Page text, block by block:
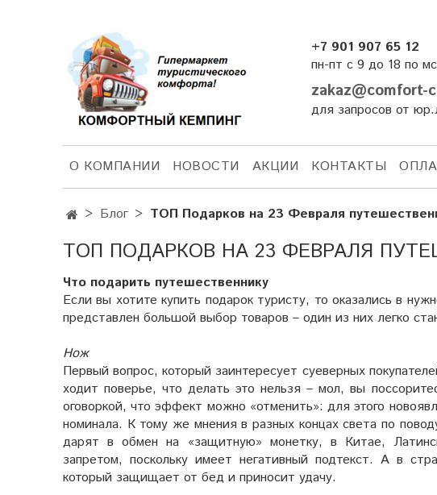
+7 901 907 65 12
пн-пт с 9 до 18 по
zakaz@comfort-
для запросов от
О КОМПАНИИ НОВОСТИ АКЦИИ КОНТАКТЫ
Блог ТОП Подарков на 23 Февраля
ТОП ПОДАРКОВ НА 23 ФЕВРАЛЯ
Что подарить путешественнику
Если вы хотите купить подарок туристу, то оказались в
представлен большой выбор товаров – один из них легко
Нож
Первый вопрос, который заинтересует суеверных
ходит поверье, что делать это нельзя – мол, вы
оговоркой, что эффект можно «отменить»: для этого
номинала. К тому же мнения в разных концах света по
дарят в обмен на «защитную» монетку, в Китае,
запретом, поскольку имеет негативный подтекст. А в
который защищает от бед и приносит удачу.